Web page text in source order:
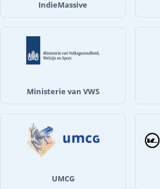
IndieMassive
Ministerie van VWS
UMCG